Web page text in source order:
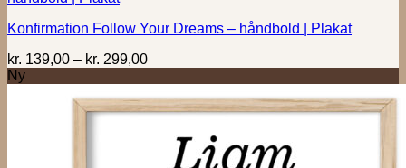
Konfirmation Follow Your Dreams – håndbold | Plakat
kr. 139,00 – kr. 299,00Prisinterval:
kr. 299,00
Ny